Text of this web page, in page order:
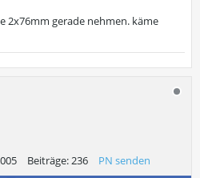
2x76mm gerade nehmen. käme
Beiträge:236 PN senden